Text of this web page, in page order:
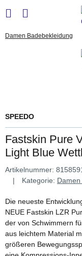
Damen Badebekleidung
SPEEDO
Fastskin Pure
Light Blue
Artikelnummer:
Kategorie:
Die neueste
NEUE Fastskin LZR
der von Schwimmern
aus leichtem Material
größeren